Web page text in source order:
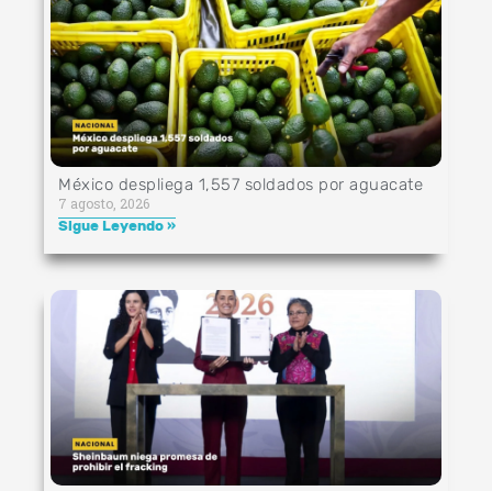
México despliega 1,557 soldados por aguacate
7 agosto, 2026
Sigue Leyendo »